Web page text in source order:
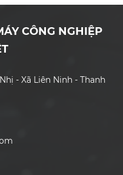
CÔNG NGHIỆP
- Xã Liên Ninh - Thanh